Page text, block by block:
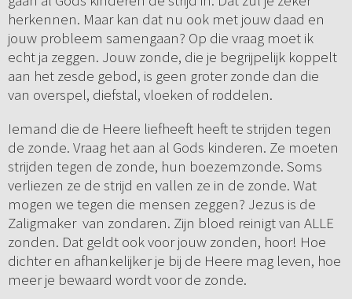
herkennen. Maar kan dat nu ook met jouw daad en
jouw probleem samengaan? Op die vraag moet ik
echt ja zeggen. Jouw zonde, die je begrijpelijk koppelt
aan het zesde gebod, is geen groter zonde dan die
van overspel, diefstal, vloeken of roddelen.
Iemand die de Heere liefheeft heeft te strijden tegen
de zonde. Vraag het aan al Gods kinderen. Ze moeten
strijden tegen de zonde, hun boezemzonde. Soms
verliezen ze de strijd en vallen ze in de zonde. Wat
mogen we tegen die mensen zeggen? Jezus is de
Zaligmaker van zondaren. Zijn bloed reinigt van ALLE
zonden. Dat geldt ook voor jouw zonden, hoor! Hoe
dichter en afhankelijker je bij de Heere mag leven, hoe
meer je bewaard wordt voor de zonde.